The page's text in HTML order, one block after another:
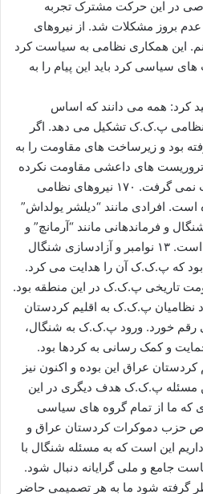
در این حرکت مشترک تجربه
بروز مشکلات شد. از نیروهای
این همکاری نظامی به سیاست کرد
سیاسی کرد باید این پیام را به
کرد: همه می دانند که اساس
نظامی پ.ک.ک تشکیل می دهد. اگر
بود و زیرساخت های مقاومت را به
تروریست های داعشی مقاومت نکرده
بودند این آزادسازی نیز صورت نمی گرفت. ۱۷۰ نیروهای نظامی
افرادی مانند “دیلشر یولداش”
و فرماندهانی مانند “آرمانچ” و
“گنجو” در شنگال کشته شده است. ۱۳ نوامبر و آزادسازی شنگال
که پ.ک.ک آن را هدایت می کرد.
تاریخی پ.ک.ک در این منطقه بود.
نظامیان پ.ک.ک به اقلیم کردستان
رقم خورد. ورود پ.ک.ک به شنگال،
و کمک رسانی به کردها بود.
عراق این بوده و اکنون نیز
مسئله پ.ک.ک هدف دیگری در این
که ما از تمام گروه های سیاسی
حزب دموکرات کردستان عراق و
این است که به مسئله شنگال با
جامع و ملی گرایانه دنبال شود.
گرفته شود ما به هر تصمیمی حاضر